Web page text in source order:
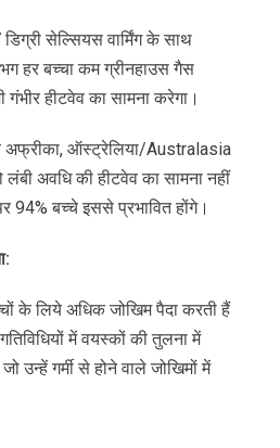
सेल्सियस वार्मिंग के साथ
हर बच्चा कम ग्रीनहाउस गैस
हीटवेव का सामना करेगा।
अफ्रीका, ऑस्ट्रेलिया/Australasia
अवधि की हीटवेव का सामना नहीं
94% बच्चे इससे प्रभावित होंगे।
:
के लिये अधिक जोखिम पैदा करती हैं
में वयस्कों की तुलना में
उन्हें गर्मी से होने वाले जोखिमों में